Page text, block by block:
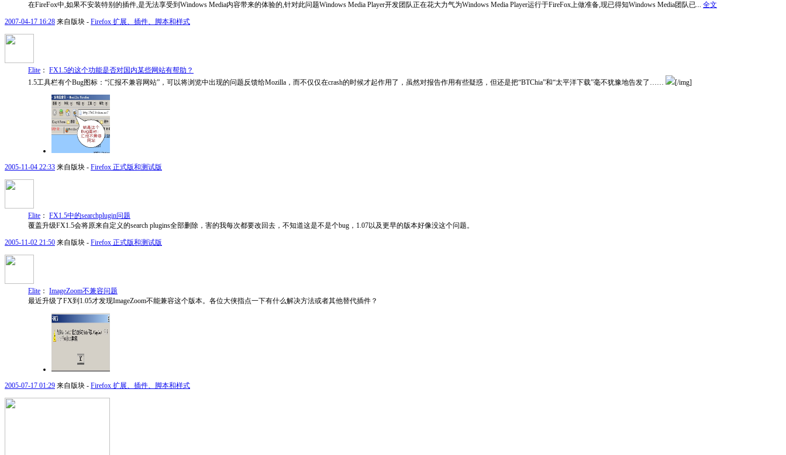
在FireFox中,如果不安装特别的插件,是无法享受到Windows Media内容带来的体验的,针对此问题Windows Media Player开发团队正在花大力气为Windows Media Player运行于FireFox上做准备,现已得知Windows Media团队已... 全文
2007-04-17 16:28 来自版块 - Firefox 扩展、插件、脚本和样式
Elite ： FX1.5的这个功能是否对国内某些网站有帮助？
1.5工具栏有个Bug图标：“汇报不兼容网站”，可以将浏览中出现的问题反馈给Mozilla，而不仅仅在crash的时候才起作用了，虽然对报告作用有些疑惑，但还是把“BTChia”和“太平洋下载”毫不犹豫地告发了……
[/img]
2005-11-04 22:33 来自版块 - Firefox 正式版和测试版
Elite ： FX1.5中的searchplugin问题
覆盖升级FX1.5会将原来自定义的search plugins全部删除，害的我每次都要改回去，不知道这是不是个bug，1.07以及更早的版本好像没这个问题。
2005-11-02 21:50 来自版块 - Firefox 正式版和测试版
Elite ： ImageZoom不兼容问题
最近升级了FX到1.05才发现ImageZoom不能兼容这个版本。各位大侠指点一下有什么解决方法或者其他替代插件？
2005-07-17 01:29 来自版块 - Firefox 扩展、插件、脚本和样式